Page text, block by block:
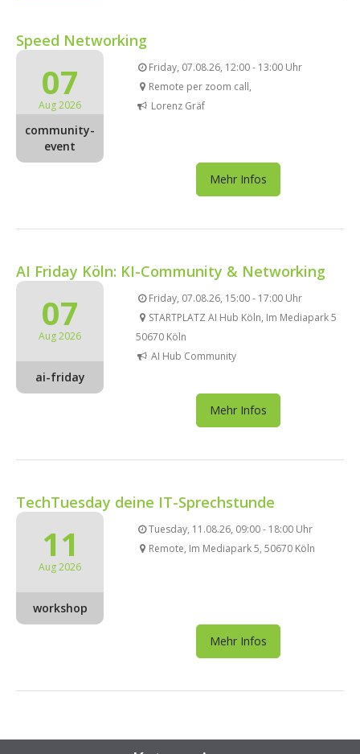
Speed Networking
07
Aug 2026
community-
event
Friday, 07.08.26, 12:00 - 13:00 Uhr
Remote per zoom call,
Lorenz Gräf
Mehr Infos
AI Friday Köln: KI-Community & Networking
07
Aug 2026
ai-friday
Friday, 07.08.26, 15:00 - 17:00 Uhr
STARTPLATZ AI Hub Köln, Im Mediapark 5
50670 Köln
AI Hub Community
Mehr Infos
TechTuesday deine IT-Sprechstunde
11
Aug 2026
workshop
Tuesday, 11.08.26, 09:00 - 18:00 Uhr
Remote, Im Mediapark 5, 50670 Köln
Mehr Infos